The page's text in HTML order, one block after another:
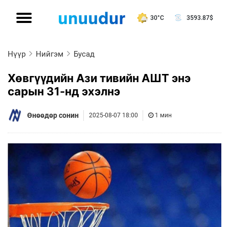
30°C 3593.87$
Нүүр Нийгэм Бусад
Хөвгүүдийн Ази тивийн АШТ энэ
сарын 31-нд эхэлнэ
Өнөөдөр сонин 2025-08-07 18:00 1 мин